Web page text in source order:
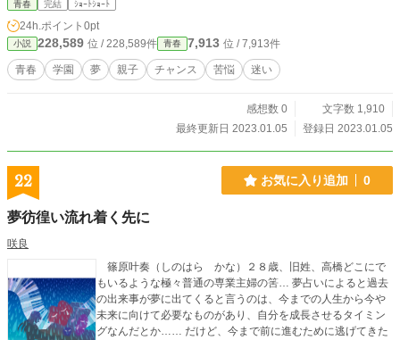
青春 完結 ｼｮｰﾄｼｮｰﾄ
24h.ポイント 0pt
小説 228,589 位 / 228,589件 青春 7,913 位 / 7,913件
青春 学園 夢 親子 チャンス 苦悩 迷い
感想数 0
文字数 1,910
最終更新日 2023.01.05
登録日 2023.01.05
22 お気に入り追加 0
夢彷徨い流れ着く先に
咲良
篠原叶奏（しのはら かな）２８歳、旧姓、高橋どこにで
もいるような極々普通の専業主婦の筈… 夢占いによると過去
の出来事が夢に出てくると言うのは、今までの人生から今や
未来に向けて必要なものがあり、自分を成長させるタイミン
グなんだとか…… だけど、今まで前に進むために逃げてきた